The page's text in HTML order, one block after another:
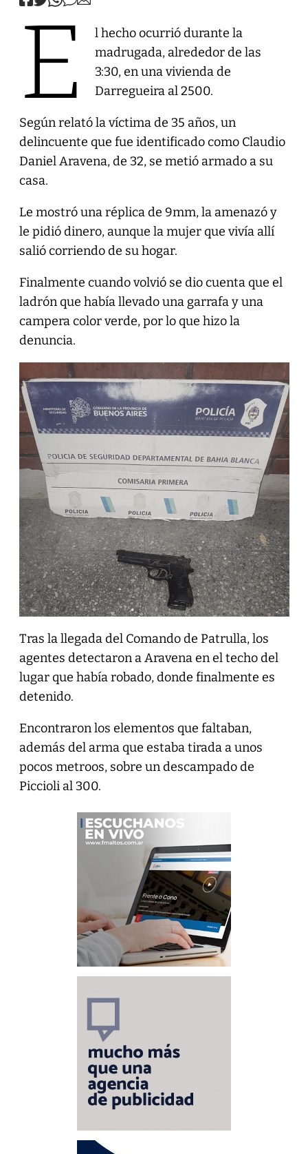
E
l hecho ocurrió durante la
madrugada, alrededor de las
3:30, en una vivienda de
Darregueira al 2500.
Según relató la víctima de 35 años, un
delincuente que fue identificado como Claudio
Daniel Aravena, de 32, se metió armado a su
casa.
Le mostró una réplica de 9mm, la amenazó y
le pidió dinero, aunque la mujer que vivía allí
salió corriendo de su hogar.
Finalmente cuando volvió se dio cuenta que el
ladrón que había llevado una garrafa y una
campera color verde, por lo que hizo la
denuncia.
Tras la llegada del Comando de Patrulla, los
agentes detectaron a Aravena en el techo del
lugar que había robado, donde finalmente es
detenido.
Encontraron los elementos que faltaban,
además del arma que estaba tirada a unos
pocos metroos, sobre un descampado de
Piccioli al 300.